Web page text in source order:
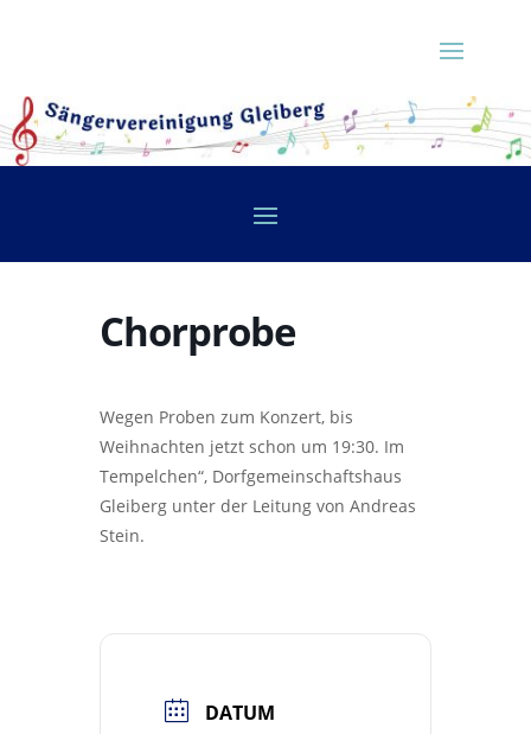
Chorprobe
Wegen Proben zum Konzert, bis
Weihnachten jetzt schon um 19:30. Im
Tempelchen“, Dorfgemeinschaftshaus
Gleiberg unter der Leitung von Andreas
Stein.
DATUM